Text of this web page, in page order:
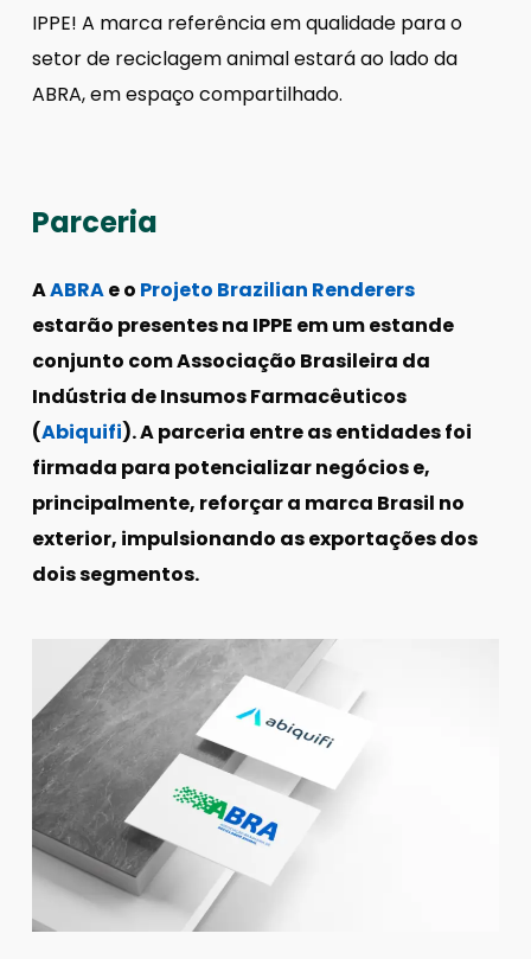
IPPE! A marca referência em qualidade para o
setor de reciclagem animal estará ao lado da
ABRA, em espaço compartilhado.
Parceria
AABRAe o Projeto Brazilian Renderers
estarão presentes na IPPE em um estande
conjunto com Associação Brasileira da
Indústria de Insumos Farmacêuticos
(Abiquifi). A parceria entre as entidades foi
firmada para potencializar negócios e,
principalmente, reforçar a marca Brasil no
exterior, impulsionando as exportações dos
dois segmentos.